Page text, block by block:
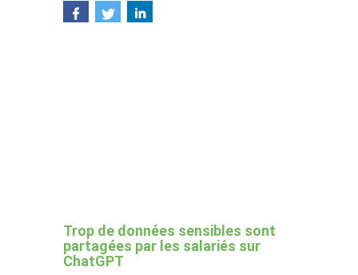
Trop de données sensibles sont
partagées par les salariés sur
ChatGPT